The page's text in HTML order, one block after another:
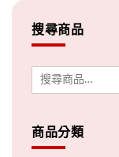
搜尋商品
商品分類